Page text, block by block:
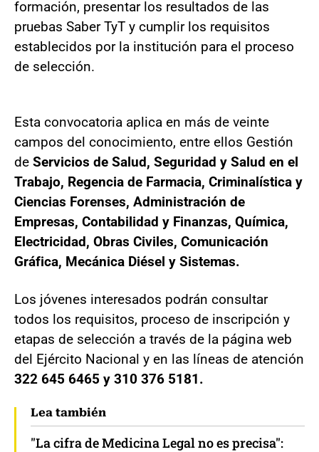
formación, presentar los resultados de las
pruebas Saber TyT y cumplir los requisitos
establecidos por la institución para el proceso
de selección.
Esta convocatoria aplica en más de veinte
campos del conocimiento, entre ellos Gestión
de Servicios de Salud, Seguridad y Salud en el
Trabajo, Regencia de Farmacia, Criminalística y
Ciencias Forenses, Administración de
Empresas, Contabilidad y Finanzas, Química,
Electricidad, Obras Civiles, Comunicación
Gráfica, Mecánica Diésel y Sistemas.
Los jóvenes interesados podrán consultar
todos los requisitos, proceso de inscripción y
etapas de selección a través de la página web
del Ejército Nacional y en las líneas de atención
322 645 6465 y 310 376 5181.
Lea también
"La cifra de Medicina Legal no es precisa":